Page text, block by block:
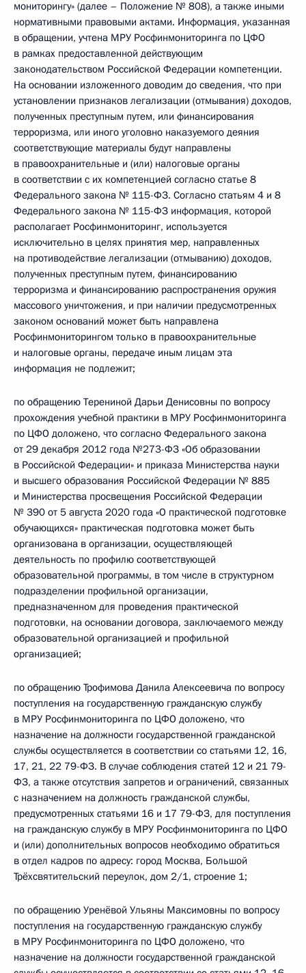
мониторингу» (далее – Положение № 808), а также иными
нормативными правовыми актами. Информация, указанная
в обращении, учтена МРУ Росфинмониторинга по ЦФО
в рамках предоставленной действующим
законодательством Российской Федерации компетенции.
На основании изложенного доводим до сведения, что при
установлении признаков легализации (отмывания) доходов,
полученных преступным путем, или финансирования
терроризма, или иного уголовно наказуемого деяния
соответствующие материалы будут направлены
в правоохранительные и (или) налоговые органы
в соответствии с их компетенцией согласно статье 8
Федерального закона № 115-ФЗ. Согласно статьям 4 и 8
Федерального закона № 115-ФЗ информация, которой
располагает Росфинмониторинг, используется
исключительно в целях принятия мер, направленных
на противодействие легализации (отмыванию) доходов,
полученных преступным путем, финансированию
терроризма и финансированию распространения оружия
массового уничтожения, и при наличии предусмотренных
законом оснований может быть направлена
Росфинмониторингом только в правоохранительные
и налоговые органы, передаче иным лицам эта
информация не подлежит;
по обращению Терениной Дарьи Денисовны по вопросу
прохождения учебной практики в МРУ Росфинмониторинга
по ЦФО доложено, что согласно Федерального закона
от 29 декабря 2012 года №273-ФЗ «Об образовании
в Российской Федерации» и приказа Министерства науки
и высшего образования Российской Федерации № 885
и Министерства просвещения Российской Федерации
№ 390 от 5 августа 2020 года «О практической подготовке
обучающихся» практическая подготовка может быть
организована в организации, осуществляющей
деятельность по профилю соответствующей
образовательной программы, в том числе в структурном
подразделении профильной организации,
предназначенном для проведения практической
подготовки, на основании договора, заключаемого между
образовательной организацией и профильной
организацией;
по обращению Трофимова Данила Алексеевича по вопросу
поступления на государственную гражданскую службу
в МРУ Росфинмониторинга по ЦФО доложено, что
назначение на должности государственной гражданской
службы осуществляется в соответствии со статьями 12, 16,
17, 21, 22 79-ФЗ. В случае соблюдения статей 12 и 21 79-
ФЗ, а также отсутствия запретов и ограничений, связанных
с назначением на должность гражданской службы,
предусмотренных статьями 16 и 17 79-ФЗ, для поступления
на гражданскую службу в МРУ Росфинмониторинга по ЦФО
и (или) дополнительных вопросов необходимо обратиться
в отдел кадров по адресу: город Москва, Большой
Трёхсвятительский переулок, дом 2/1, строение 1;
по обращению Уренёвой Ульяны Максимовны по вопросу
поступления на государственную гражданскую службу
в МРУ Росфинмониторинга по ЦФО доложено, что
назначение на должности государственной гражданской